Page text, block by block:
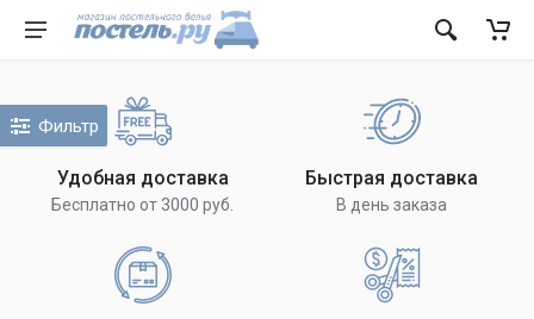
Удобная доставка
Бесплатно от 3000 руб.
Быстрая доставка
В день заказа
Фильтр